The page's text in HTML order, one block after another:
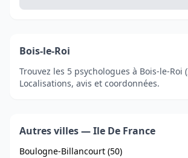
Bois-le-Roi
Trouvez les 5 psychologues à Bois-le-Roi
Localisations, avis et coordonnées.
Autres villes — Ile De France
Boulogne-Billancourt (50)